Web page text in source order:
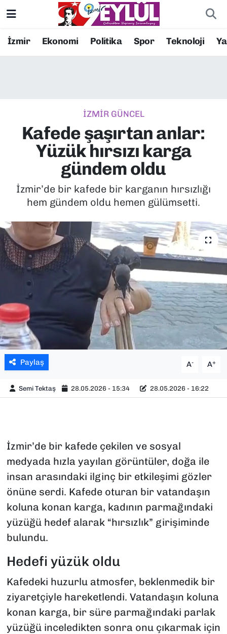
İzmir Ekonomi Politika Spor Teknoloji
İZMİR GÜNCEL
Kafede şaşırtan anlar:
Yüzük hırsızı karga
gündem oldu
İzmir’de bir kafede bir karganın hırsızlığı
hem gündem oldu hemen gülümsetti.
Paylaş A- A+
Semi Tektaş 28.05.2026 - 15:34 28.05.2026 - 16:22
İzmir’de bir kafede çekilen ve sosyal
medyada hızla yayılan görüntüler, doğa ile
insan arasındaki ilginç bir etkileşimi gözler
önüne serdi. Kafede oturan bir vatandaşın
koluna konan karga, kadının parmağındaki
yüzüğü hedef alarak “hırsızlık” girişiminde
bulundu.
Hedefi yüzük oldu
Kafedeki huzurlu atmosfer, beklenmedik bir
ziyaretçiyle hareketlendi. Vatandaşın koluna
konan karga, bir süre parmağındaki parlak
yüzüğü inceledikten sonra onu çıkarmak için
Resmi İlanlar
EKONOMİ
KÜLTÜR SANAT
MAGAZİN
POLİTİKA
SAĞLIK
SPOR
TEKNOLOJİ
YAŞAM
YEREL YÖNETİMLER
Konak Nöbetçi Eczaneler
Süper Lig Puan Durumu ve Fikstür
Tüm Manşetler
Son Dakika Haberleri
Haber Arşivi